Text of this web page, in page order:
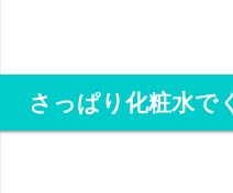
さっぱり化粧水で